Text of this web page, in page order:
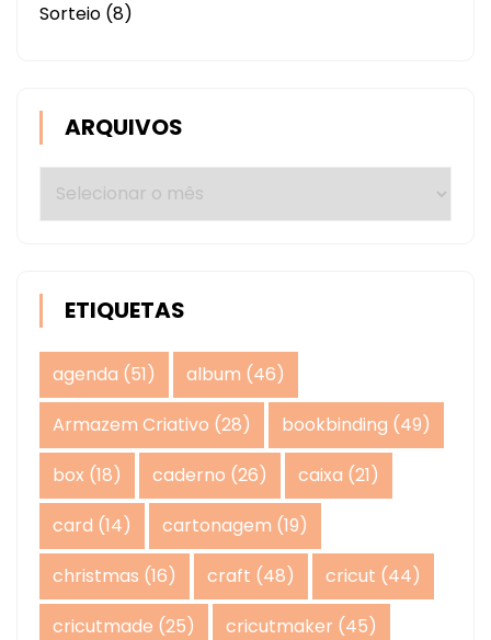
Sorteio (8)
ARQUIVOS
Arquivos
ETIQUETAS
agenda (51) album (46)
Armazem Criativo (28) bookbinding (49)
box (18) caderno (26) caixa (21)
card (14) cartonagem (19)
christmas (16) craft (48) cricut (44)
cricutmade (25) cricutmaker (45)